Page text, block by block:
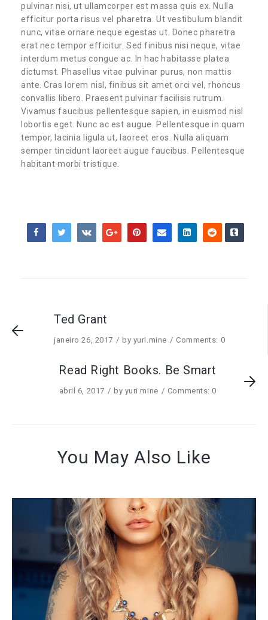
pulvinar nisi, ut ullamcorper est massa quis ex. Nulla
efficitur porta risus vel pharetra. Ut vestibulum blandit
nunc, vitae ornare neque egestas ut. Donec pharetra
erat nec tempor efficitur. Sed finibus nisi neque, vitae
interdum metus congue ac. In hac habitasse platea
dictumst. Phasellus vitae pulvinar purus, non mattis
ante. Cras lorem nisl, finibus sit amet orci vel, rhoncus
convallis libero. Praesent pulvinar facilisis rutrum.
Vivamus faucibus pellentesque sapien, in euismod nisl
lobortis eget. Nunc ac est augue. Pellentesque in quam
tempor, lacinia ligula ut, laoreet eros. Nulla aliquam
semper tincidunt laoreet augue faucibus. Pellentesque
habitant morbi tristique.
Ted Grant
janeiro 26, 2017 by yuri.mine Comments: 0
Read Right Books. Be Smart
abril 6, 2017 by yuri.mine Comments: 0
You May Also Like